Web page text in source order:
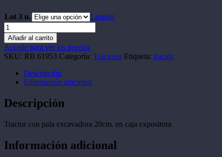
Lot 3 u.
Limpiar
Tractor
cantidad
Añadir al carrito
Accede para ver los precios
SKU: RB 61953 Categoría: Tractores Etiqueta: tractor
Descripción
Información adicional
Descripción
Tractor con pala excavadora 20cm. en caja expositora
Información adicional